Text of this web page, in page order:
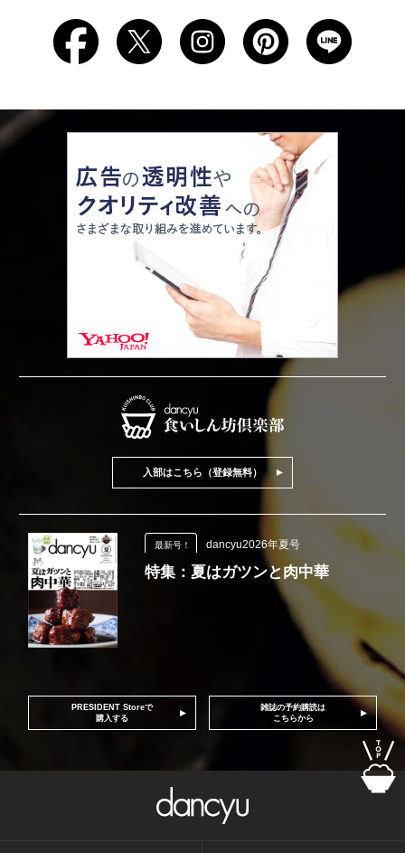
入部はこちら（登録無料）
最新号！ dancyu2026年夏号
特集：夏はガツンと肉中華
PRESIDENT Storeで
購入する
雑誌の予約購読は
こちらから